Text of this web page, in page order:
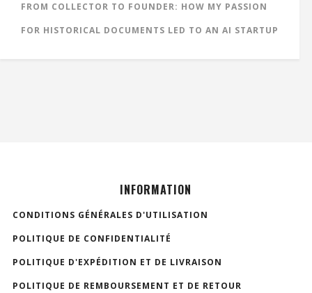
FROM COLLECTOR TO FOUNDER: HOW MY PASSION
FOR HISTORICAL DOCUMENTS LED TO AN AI STARTUP
INFORMATION
CONDITIONS GÉNÉRALES D'UTILISATION
POLITIQUE DE CONFIDENTIALITÉ
POLITIQUE D'EXPÉDITION ET DE LIVRAISON
POLITIQUE DE REMBOURSEMENT ET DE RETOUR